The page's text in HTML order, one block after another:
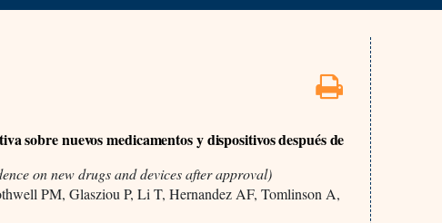
sobre nuevos medicamentos y dispositivos después de
on new drugs and devices after approval)
PM, Glasziou P, Li T, Hernandez AF, Tomlinson A,